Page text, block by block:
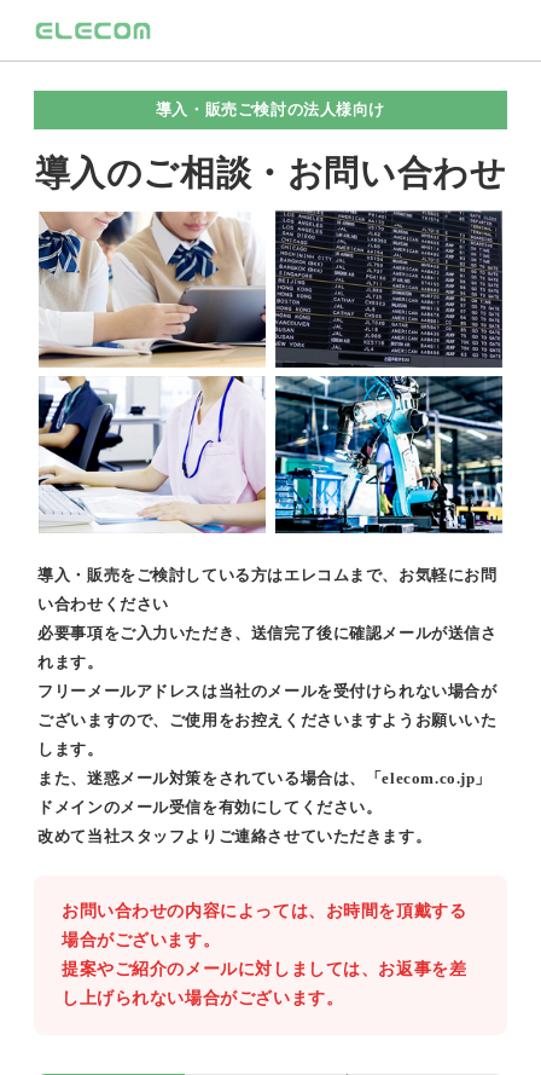
導入・販売ご検討の法人様向け
導入のご相談・お問い合わせ
導入・販売をご検討している方はエレコムまで、お気軽にお問
い合わせください
必要事項をご入力いただき、送信完了後に確認メールが送信さ
れます。
フリーメールアドレスは当社のメールを受付けられない場合が
ございますので、ご使用をお控えくださいますようお願いいた
します。
また、迷惑メール対策をされている場合は、「elecom.co.jp」
ドメインのメール受信を有効にしてください。
改めて当社スタッフよりご連絡させていただきます。
お問い合わせの内容によっては、お時間を頂戴する
場合がございます。
提案やご紹介のメールに対しましては、お返事を差
し上げられない場合がございます。